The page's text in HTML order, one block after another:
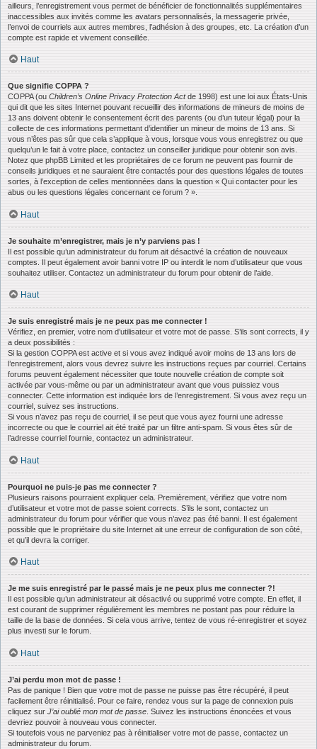
ailleurs, l’enregistrement vous permet de bénéficier de fonctionnalités supplémentaires
inaccessibles aux invités comme les avatars personnalisés, la messagerie privée,
l’envoi de courriels aux autres membres, l’adhésion à des groupes, etc. La création d’un
compte est rapide et vivement conseillée.
Haut
Que signifie COPPA ?
COPPA (ou Children’s Online Privacy Protection Actde 1998) est une loi aux États-Unis
qui dit que les sites Internet pouvant recueillir des informations de mineurs de moins de
13 ans doivent obtenir le consentement écrit des parents (ou d’un tuteur légal) pour la
collecte de ces informations permettant d’identifier un mineur de moins de 13 ans. Si
vous n’êtes pas sûr que cela s’applique à vous, lorsque vous vous enregistrez ou que
quelqu’un le fait à votre place, contactez un conseiller juridique pour obtenir son avis.
Notez que phpBB Limited et les propriétaires de ce forum ne peuvent pas fournir de
conseils juridiques et ne sauraient être contactés pour des questions légales de toutes
sortes, à l’exception de celles mentionnées dans la question « Qui contacter pour les
abus ou les questions légales concernant ce forum ? ».
Haut
Je souhaite m’enregistrer, mais je n’y parviens pas !
Il est possible qu’un administrateur du forum ait désactivé la création de nouveaux
comptes. Il peut également avoir banni votre IP ou interdit le nom d’utilisateur que vous
souhaitez utiliser. Contactez un administrateur du forum pour obtenir de l’aide.
Haut
Je suis enregistré mais je ne peux pas me connecter !
Vérifiez, en premier, votre nom d’utilisateur et votre mot de passe. S’ils sont corrects, il y
a deux possibilités :
Si la gestion COPPA est active et si vous avez indiqué avoir moins de 13 ans lors de
l’enregistrement, alors vous devrez suivre les instructions reçues par courriel. Certains
forums peuvent également nécessiter que toute nouvelle création de compte soit
activée par vous-même ou par un administrateur avant que vous puissiez vous
connecter. Cette information est indiquée lors de l’enregistrement. Si vous avez reçu un
courriel, suivez ses instructions.
Si vous n’avez pas reçu de courriel, il se peut que vous ayez fourni une adresse
incorrecte ou que le courriel ait été traité par un filtre anti-spam. Si vous êtes sûr de
l’adresse courriel fournie, contactez un administrateur.
Haut
Pourquoi ne puis-je pas me connecter ?
Plusieurs raisons pourraient expliquer cela. Premièrement, vérifiez que votre nom
d’utilisateur et votre mot de passe soient corrects. S’ils le sont, contactez un
administrateur du forum pour vérifier que vous n’avez pas été banni. Il est également
possible que le propriétaire du site Internet ait une erreur de configuration de son côté,
et qu’il devra la corriger.
Haut
Je me suis enregistré par le passé mais je ne peux plus me connecter ?!
Il est possible qu’un administrateur ait désactivé ou supprimé votre compte. En effet, il
est courant de supprimer régulièrement les membres ne postant pas pour réduire la
taille de la base de données. Si cela vous arrive, tentez de vous ré-enregistrer et soyez
plus investi sur le forum.
Haut
J’ai perdu mon mot de passe !
Pas de panique ! Bien que votre mot de passe ne puisse pas être récupéré, il peut
facilement être réinitialisé. Pour ce faire, rendez vous sur la page de connexion puis
cliquez sur J’ai oublié mon mot de passe . Suivez les instructions énoncées et vous
devriez pouvoir à nouveau vous connecter.
Si toutefois vous ne parveniez pas à réinitialiser votre mot de passe, contactez un
administrateur du forum.